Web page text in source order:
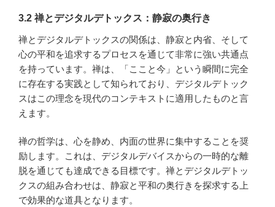
3.2 禅とデジタルデトックス：静寂の奥行き
禅とデジタルデトックスの関係は、静寂と内省、そして
心の平和を追求するプロセスを通じて非常に強い共通点
を持っています。禅は、「ここと今」という瞬間に完全
に存在する実践として知られており、デジタルデトック
スはこの理念を現代のコンテキストに適用したものと言
えます。
禅の哲学は、心を静め、内面の世界に集中することを奨
励します。これは、デジタルデバイスからの一時的な離
脱を通じても達成できる目標です。禅とデジタルデトッ
クスの組み合わせは、静寂と平和の奥行きを探求する上
で効果的な道具となります。